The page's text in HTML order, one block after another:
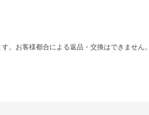
。お客様都合による返品・交換はできません。